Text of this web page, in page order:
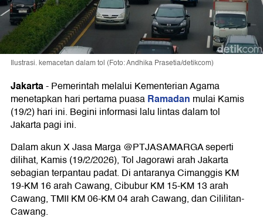
Ilustrasi. kemacetan dalam tol (Foto: Andhika Prasetia/detikcom)
Jakarta-Pemerintah melalui Kementerian Agama
menetapkan hari pertama puasaRamadan mulai Kamis
(19/2) hari ini. Begini informasi lalu lintas dalam tol
Jakarta pagi ini.
Dalam akun X Jasa Marga @PTJASAMARGA seperti
dilihat, Kamis (19/2/2026), Tol Jagorawi arah Jakarta
sebagian terpantau padat. Di antaranya Cimanggis KM
19-KM 16 arah Cawang, Cibubur KM 15-KM 13 arah
Cawang, TMII KM 06-KM 04 arah Cawang, dan Cililitan-
Cawang.